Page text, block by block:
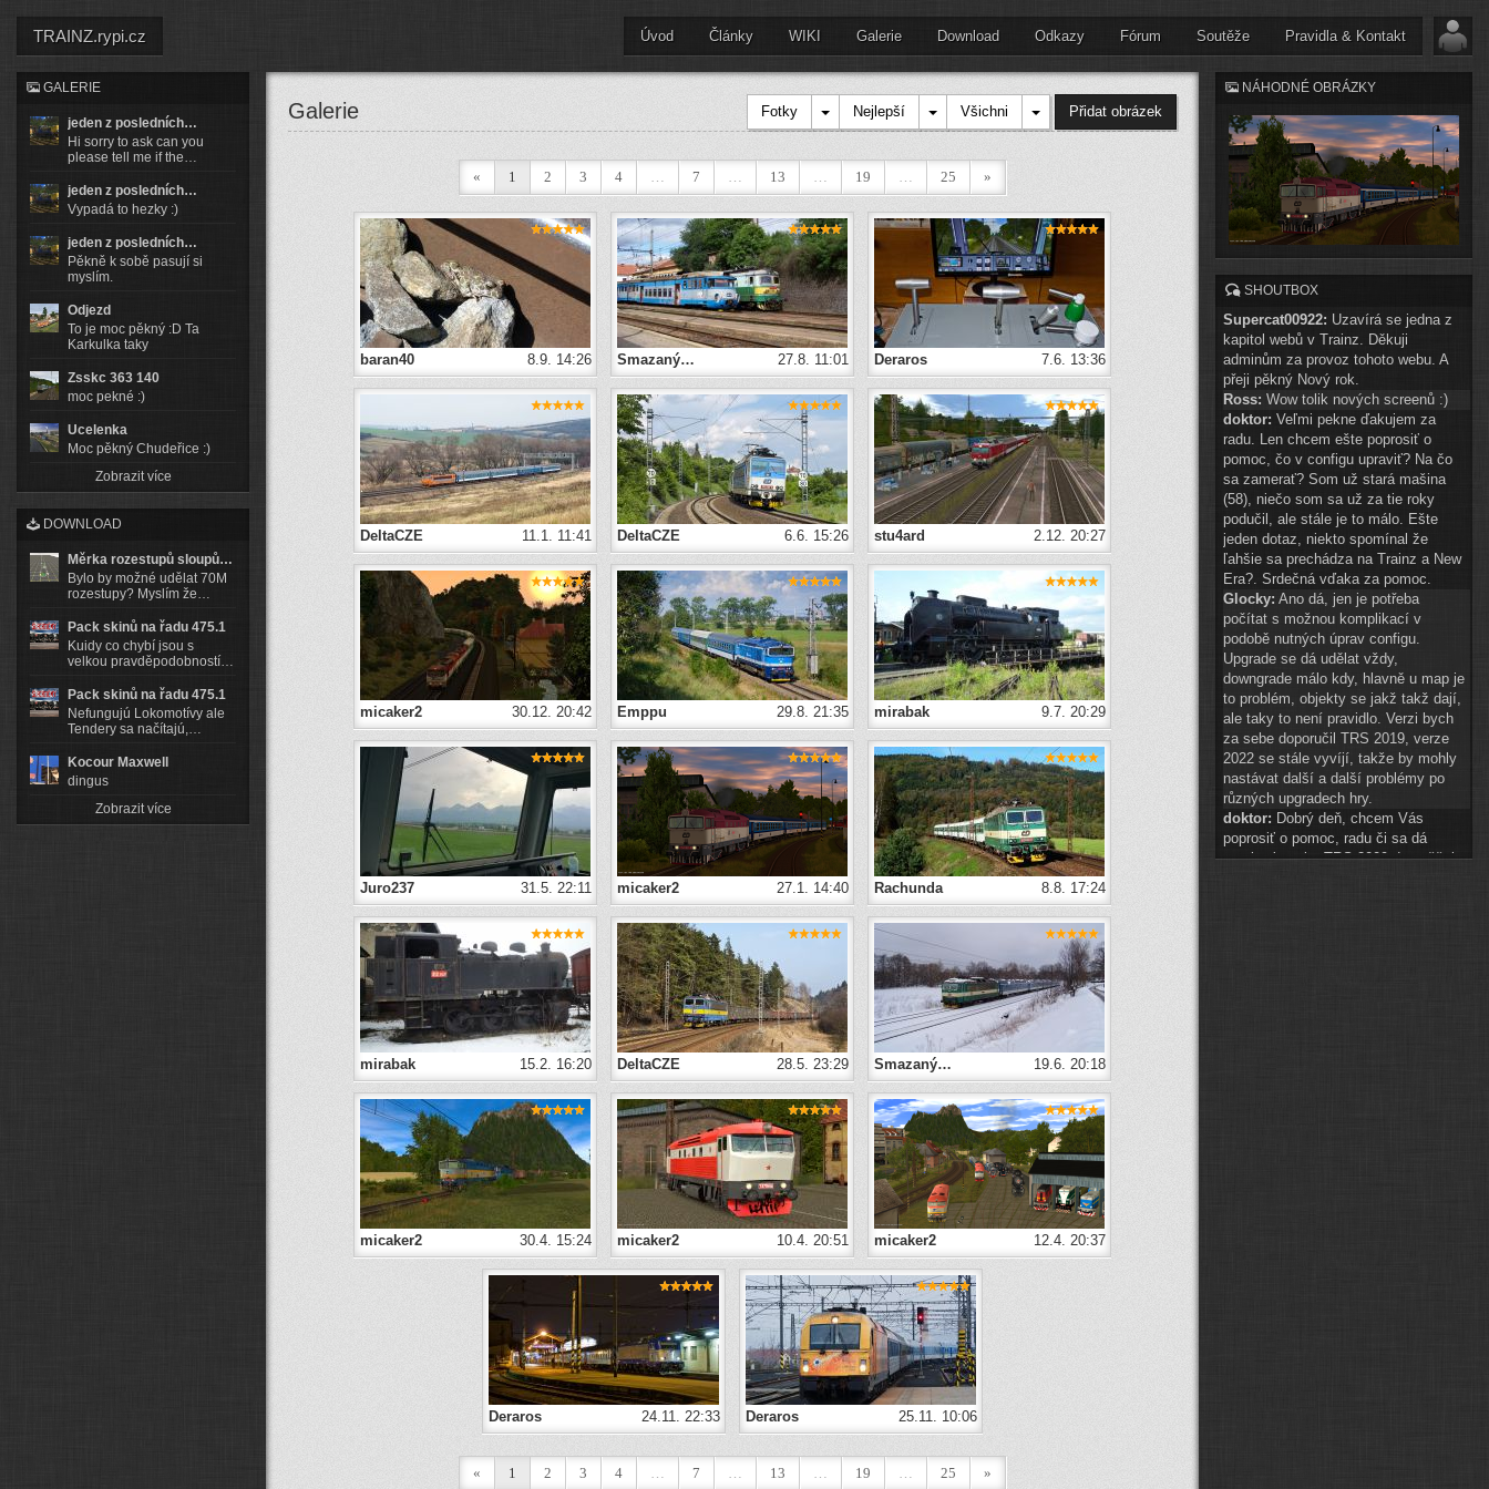
TRAINZ.rypi.cz Úvod Články WIKI Galerie Download Odkazy Fórum Soutěže Pravidla & Kontakt
GALERIE
jeden z posledních…
Hi sorry to ask can you
please tell me if the…
jeden z posledních…
Vypadá to hezky :)
jeden z posledních…
Pěkně k sobě pasují si
myslím.
Odjezd
To je moc pěkný :D Ta
Karkulka taky
Zsskc 363 140
moc pekné :)
Ucelenka
Moc pěkný Chudeřice :)
Zobrazit více
DOWNLOAD
Měrka rozestupů sloupů…
Bylo by možné udělat 70M
rozestupy? Myslím že…
Pack skinů na řadu 475.1
Kuidy co chybí jsou s
velkou pravděpodobností…
Pack skinů na řadu 475.1
Nefungujú Lokomotívy ale
Tendery sa načítajú,…
Kocour Maxwell
dingus
Zobrazit více
NÁHODNÉ OBRÁZKY
SHOUTBOX
Supercat00922: Uzavírá se jedna z
kapitol webů v Trainz. Děkuji
adminům za provoz tohoto webu. A
přeji pěkný Nový rok.
Ross: Wow tolik nových screenů :)
doktor: Veľmi pekne ďakujem za
radu. Len chcem ešte poprosiť o
pomoc, čo v configu upraviť? Na čo
sa zamerať? Som už stará mašina
(58), niečo som sa už za tie roky
podučil, ale stále je to málo. Ešte
jeden dotaz, niekto spomínal že
ľahšie sa prechádza na Trainz a New
Era?. Srdečná vďaka za pomoc.
Glocky: Ano dá, jen je potřeba
počítat s možnou komplikací v
podobě nutných úprav configu.
Upgrade se dá udělat vždy,
downgrade málo kdy, hlavně u map je
to problém, objekty se jakž takž dají,
ale taky to není pravidlo. Verzi bych
za sebe doporučil TRS 2019, verze
2022 se stále vyvíjí, takže by mohly
nastávat další a další problémy po
různých upgradech hry.
doktor: Dobrý deň, chcem Vás
poprosiť o pomoc, radu či sa dá
preniesť tvorba TRS 2009 do vyššej
Galerie Fotky Nejlepší Všichni Přidat obrázek
« 1 2 3 4 … 7 … 13 … 19 … 25 »
baran40 8.9. 14:26 Smazaný… 27.8. 11:01 Deraros 7.6. 13:36
DeltaCZE 11.1. 11:41 DeltaCZE 6.6. 15:26 stu4ard 2.12. 20:27
micaker2 30.12. 20:42 Emppu 29.8. 21:35 mirabak 9.7. 20:29
Juro237 31.5. 22:11 micaker2 27.1. 14:40 Rachunda 8.8. 17:24
mirabak 15.2. 16:20 DeltaCZE 28.5. 23:29 Smazaný… 19.6. 20:18
micaker2 30.4. 15:24 micaker2 10.4. 20:51 micaker2 12.4. 20:37
Deraros 24.11. 22:33 Deraros 25.11. 10:06
« 1 2 3 4 … 7 … 13 … 19 … 25 »